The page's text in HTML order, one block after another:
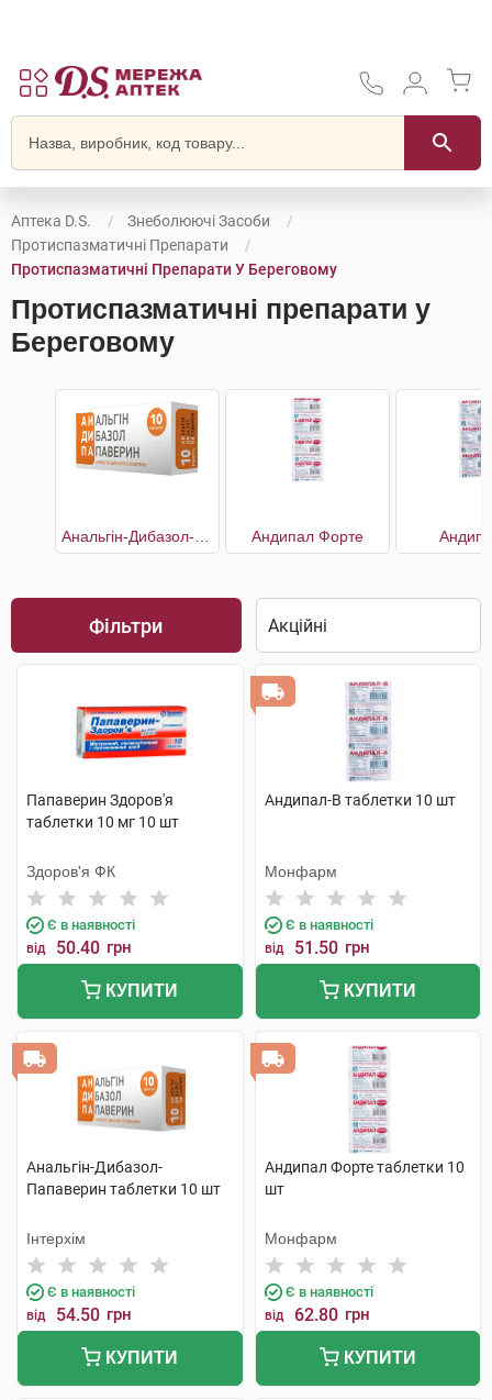
Аптека D.S.
Знеболюючі Засоби
Протиспазматичні Препарати
Протиспазматичні Препарати У Береговому
Протиспазматичні препарати у
Береговому
Андипал Форте
Фільтри
Папаверин Здоров'я
таблетки 10 мг 10 шт
Здоров'я ФК
Є в наявності
від 50.40 грн
КУПИТИ
Андипал-В таблетки 10 шт
Монфарм
Є в наявності
від 51.50 грн
КУПИТИ
Анальгін-Дибазол-
Папаверин таблетки 10 шт
Інтерхім
Є в наявності
від 54.50 грн
КУПИТИ
Андипал Форте таблетки 10
шт
Монфарм
Є в наявності
від 62.80 грн
КУПИТИ